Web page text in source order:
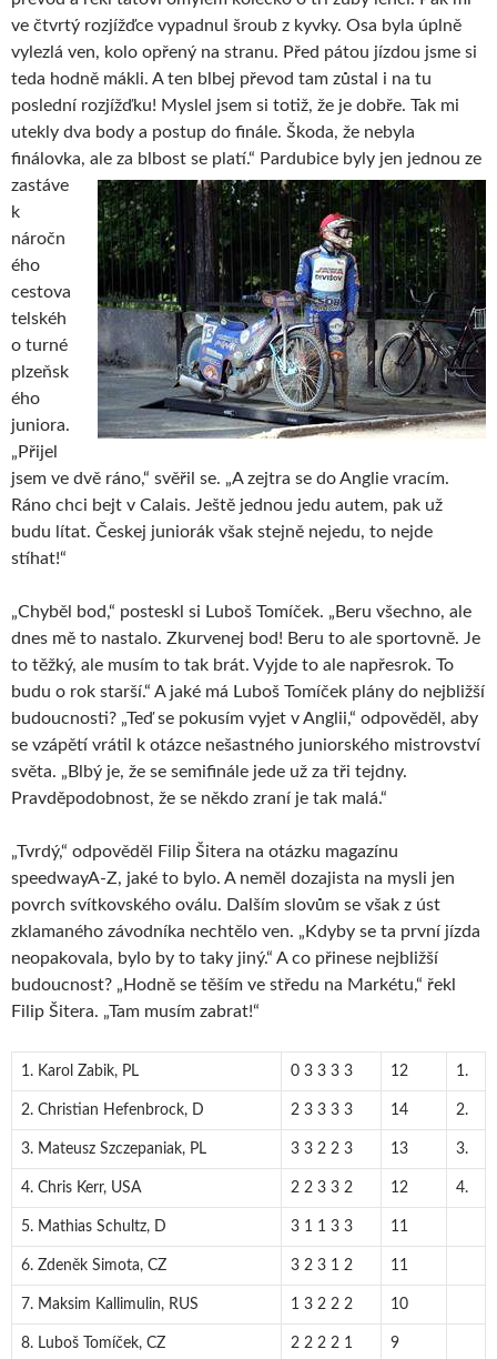
ve čtvrtý rozjížďce vypadnul šroub z kyvky. Osa byla úplně
vylezlá ven, kolo opřený na stranu. Před pátou jízdou jsme si
teda hodně mákli. A ten blbej převod tam zůstal i na tu
poslední rozjížďku! Myslel jsem si totiž, že je dobře. Tak mi
utekly dva body a postup do finále. Škoda, že nebyla
finálovka, ale za blbost se platí.“ Pardubice byly jen jednou ze
zastáve
k
náročn
ého
cestova
telskéh
o turné
plzeňsk
ého
juniora.
„Přijel
jsem ve dvě ráno,“ svěřil se. „A zejtra se do Anglie vracím.
Ráno chci bejt v Calais. Ještě jednou jedu autem, pak už
budu lítat. Českej juniorák však stejně nejedu, to nejde
stíhat!“
„Chyběl bod,“ posteskl si Luboš Tomíček. „Beru všechno, ale
dnes mě to nastalo. Zkurvenej bod! Beru to ale sportovně. Je
to těžký, ale musím to tak brát. Vyjde to ale napřesrok. To
budu o rok starší.“ A jaké má Luboš Tomíček plány do nejbližší
budoucnosti? „Teď se pokusím vyjet v Anglii,“ odpověděl, aby
se vzápětí vrátil k otázce nešastného juniorského mistrovství
světa. „Blbý je, že se semifinále jede už za tři tejdny.
Pravděpodobnost, že se někdo zraní je tak malá.“
„Tvrdý,“ odpověděl Filip Šitera na otázku magazínu
speedwayA-Z, jaké to bylo. A neměl dozajista na mysli jen
povrch svítkovského oválu. Dalším slovům se však z úst
zklamaného závodníka nechtělo ven. „Kdyby se ta první jízda
neopakovala, bylo by to taky jiný.“ A co přinese nejbližší
budoucnost? „Hodně se těším ve středu na Markétu,“ řekl
Filip Šitera. „Tam musím zabrat!“
1. Karol Zabik, PL 0 3 3 3 3 12 1.
2. Christian Hefenbrock, D 2 3 3 3 3 14 2.
3. Mateusz Szczepaniak, PL 3 3 2 2 3 13 3.
4. Chris Kerr, USA 2 2 3 3 2 12 4.
5. Mathias Schultz, D 3 1 1 3 3 11
6. Zdeněk Simota, CZ 3 2 3 1 2 11
7. Maksim Kallimulin, RUS 1 3 2 2 2 10
8. Luboš Tomíček, CZ 2 2 2 2 1 9